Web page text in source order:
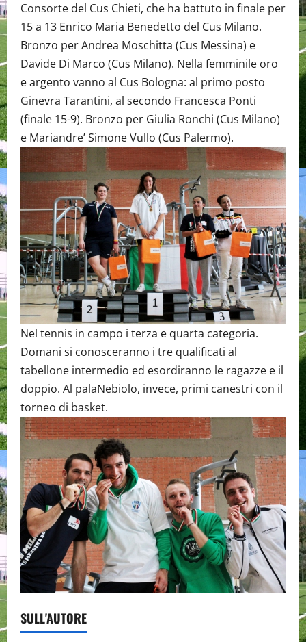
Consorte del Cus Chieti, che ha battuto in finale per
15 a 13 Enrico Maria Benedetto del Cus Milano.
Bronzo per Andrea Moschitta (Cus Messina) e
Davide Di Marco (Cus Milano). Nella femminile oro
e argento vanno al Cus Bologna: al primo posto
Ginevra Tarantini, al secondo Francesca Ponti
(finale 15-9). Bronzo per Giulia Ronchi (Cus Milano)
e Mariandre’ Simone Vullo (Cus Palermo).
Nel tennis in campo i terza e quarta categoria.
Domani si conosceranno i tre qualificati al
tabellone intermedio ed esordiranno le ragazze e il
doppio. Al palaNebiolo, invece, primi canestri con il
torneo di basket.
SULL'AUTORE